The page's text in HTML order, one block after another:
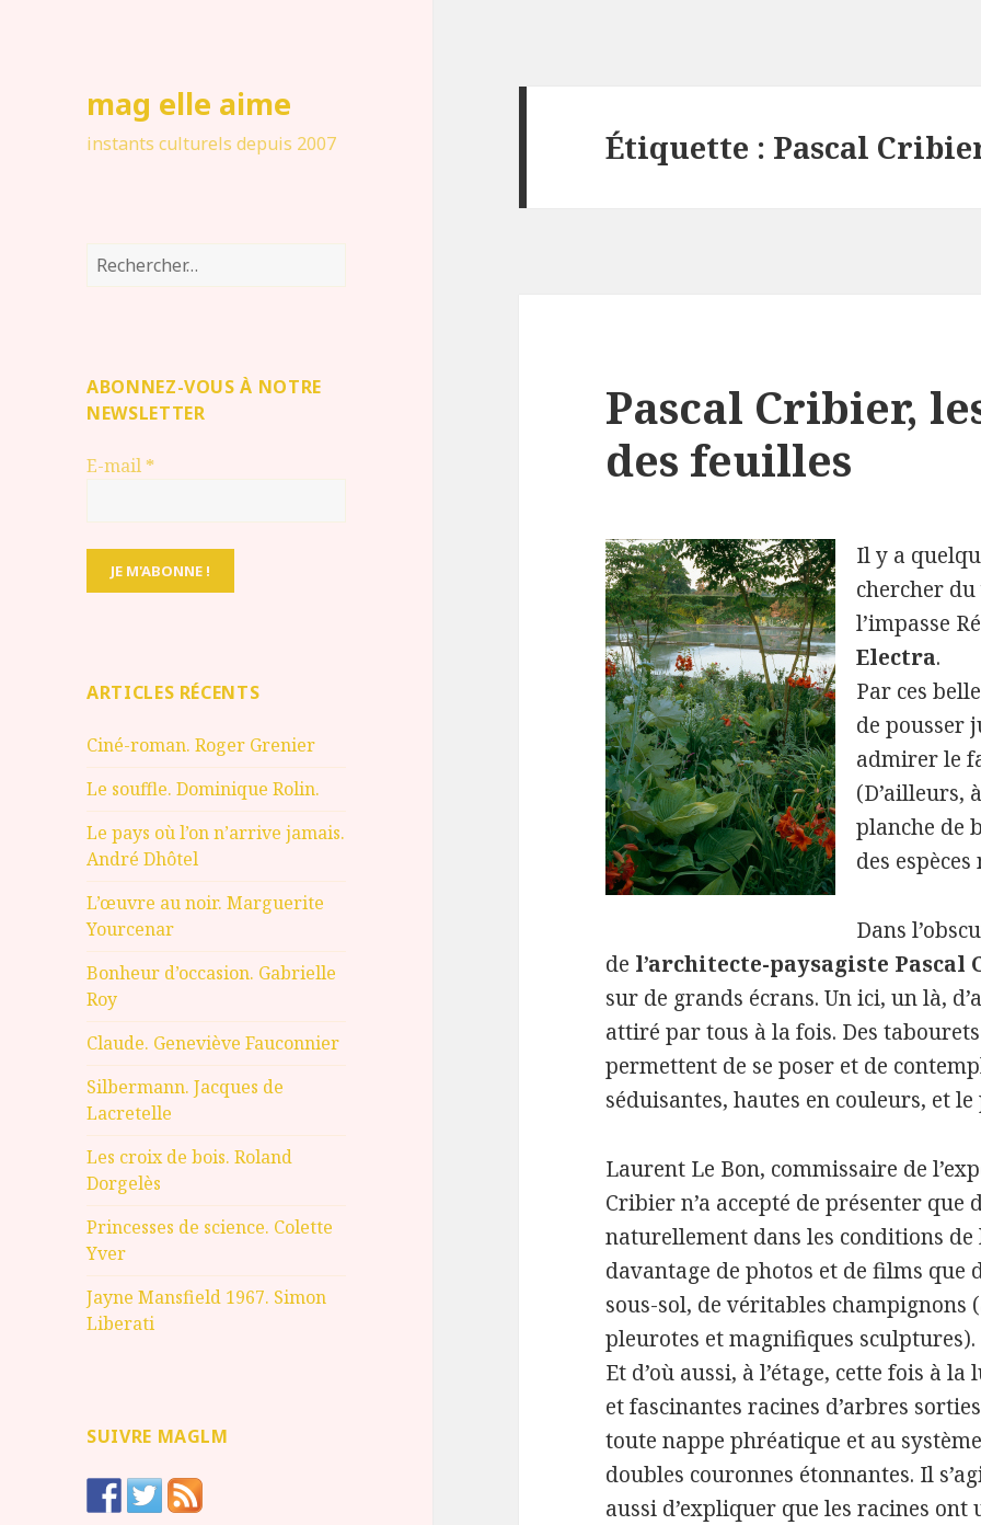
mag elle aime
instants culturels depuis 2007
Rechercher :
ABONNEZ-VOUS À NOTRE
NEWSLETTER
E-mail *
ARTICLES RÉCENTS
Ciné-roman. Roger Grenier
Le souffle. Dominique Rolin.
Le pays où l’on n’arrive jamais.
André Dhôtel
L’œuvre au noir. Marguerite
Yourcenar
Bonheur d’occasion. Gabrielle
Roy
Claude. Geneviève Fauconnier
Silbermann. Jacques de
Lacretelle
Les croix de bois. Roland
Dorgelès
Princesses de science. Colette
Yver
Jayne Mansfield 1967. Simon
Liberati
SUIVRE MAGLM
Étiquette : Pascal
Pascal Cribier,
des feuilles
Il y a
chercher du
l’impasse
Electra.
Par ces
de pousser
admirer le
(D’ailleurs,
planche de
des
Dans
de l’architecte-paysagiste Pascal
sur de grands écrans. Un ici, un là,
attiré par tous à la fois. Des
permettent de se poser et de
séduisantes, hautes en couleurs, et
Laurent Le Bon, commissaire de
Cribier n’a accepté de présenter
naturellement dans les conditions de
davantage de photos et de films que
sous-sol, de véritables champignons
pleurotes et magnifiques sculptures).
Et d’où aussi, à l’étage, cette fois à
et fascinantes racines d’arbres
toute nappe phréatique et au
doubles couronnes étonnantes. Il
aussi d’expliquer que les racines